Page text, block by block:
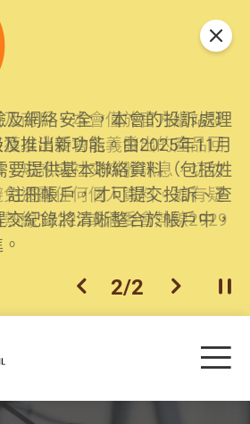
商戶，本會僅於官方網站發
以消委會名義發出的產品回
短訊或社交媒體訊息，切勿
透露任何個人資料。如有疑
線18222或消委會熱線2929
網絡安全，本會的投訴處理
推出新功能。由2025年11月
要提供基本聯絡資料（包括姓
冊帳戶，才可提交投訴、查
紀錄將清晰整合於帳戶中，
上一個
2/2 下一個開
關閉
目